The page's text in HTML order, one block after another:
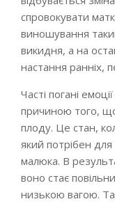
спровокувати
виношування
викидня, а на
настання ранніх,
Часті погані
причиною того, що
плоду. Це стан,
який потрібен
малюка. В
воно стає
низькою вагою.